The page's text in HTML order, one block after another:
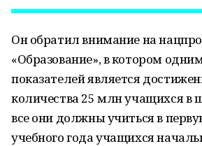
Он обратил внимание на
«Образование», в котором
показателей является
количества 25 млн учащихся в
все они должны учиться в
учебного года учащихся